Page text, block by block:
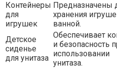
Контейнеры
для
игрушек
Предназначены
хранения
ванной.
Детское
сиденье
для унитаза
Обеспечивает
и безопасность
использовании
унитаза.